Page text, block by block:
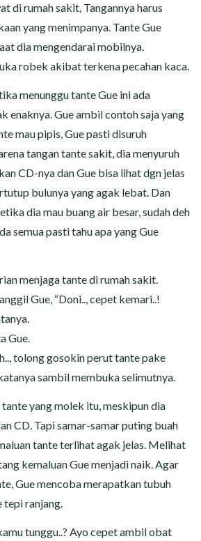
di rumah sakit, Tangannya harus
yang menimpanya. Tante Gue
dia mengendarai mobilnya.
robek akibat terkena pecahan kaca.
menunggu tante Gue ini ada
enaknya. Gue ambil contoh saja yang
mau pipis, Gue pasti disuruh
tangan tante sakit, dia menyuruh
CD-nya dan Gue bisa lihat dgn jelas
bulunya yang agak lebat. Dan
dia mau buang air besar, sudah deh
semua pasti tahu apa yang Gue
menjaga tante di rumah sakit.
Gue, “Doni.., cepet kemari..!
Gue.
tolong gosokin perut tante pake
sambil membuka selimutnya.
yang molek itu, meskipun dia
CD. Tapi samar-samar puting buah
tante terlihat agak jelas. Melihat
kemaluan Gue menjadi naik. Agar
Gue mencoba merapatkan tubuh
tepi ranjang.
tunggu..? Ayo cepet ambil obat